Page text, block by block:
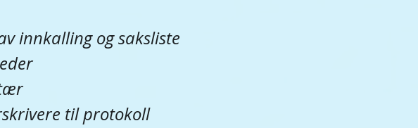
innkalling og saksliste
til protokoll